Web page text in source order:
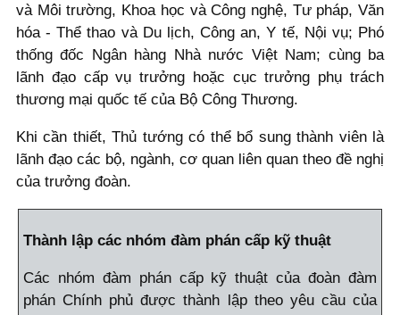
và Môi trường, Khoa học và Công nghệ, Tư pháp, Văn
hóa - Thể thao và Du lịch, Công an, Y tế, Nội vụ; Phó
thống đốc Ngân hàng Nhà nước Việt Nam; cùng ba
lãnh đạo cấp vụ trưởng hoặc cục trưởng phụ trách
thương mại quốc tế của Bộ Công Thương.
Khi cần thiết, Thủ tướng có thể bổ sung thành viên là
lãnh đạo các bộ, ngành, cơ quan liên quan theo đề nghị
của trưởng đoàn.
Thành lập các nhóm đàm phán cấp kỹ thuật
Các nhóm đàm phán cấp kỹ thuật của đoàn đàm
phán Chính phủ được thành lập theo yêu cầu của